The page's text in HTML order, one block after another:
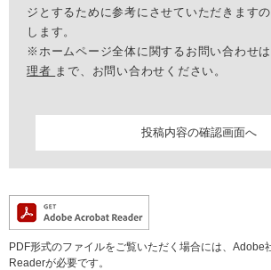
ジとするために参考にさせていただきます
します。
※ホームページ全体に関するお問い合わせは
理者 まで、お問い合わせください。
PDF形式のファイルをご覧いただく場合には、Adobe
Readerが必要です。